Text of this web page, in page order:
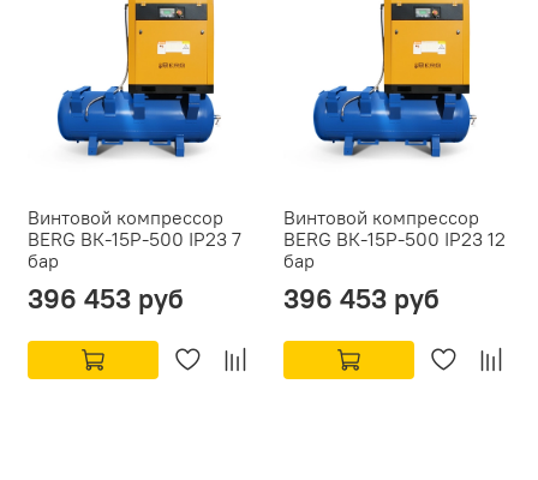
Винтовой компрессор
BERG ВК-15Р-500 IP23 7
бар
396 453 руб
Винтовой компрессор
BERG ВК-15Р-500 IP23 12
бар
396 453 руб